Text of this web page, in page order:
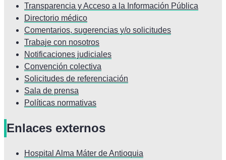
Transparencia y Acceso a la Información Pública
Directorio médico
Comentarios, sugerencias y/o solicitudes
Trabaje con nosotros
Notificaciones judiciales
Convención colectiva
Solicitudes de referenciación
Sala de prensa
Políticas normativas
Enlaces externos
Hospital Alma Máter de Antioquia